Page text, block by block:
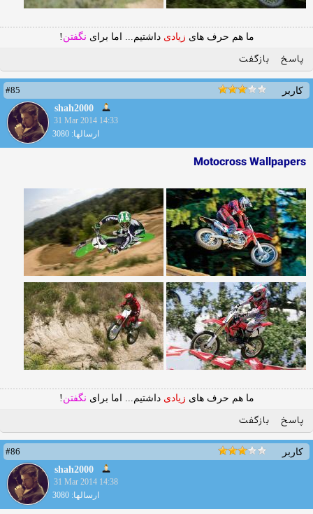
ما هم حرف های زیادی داشتیم... اما برای نگفتن !
پاسخ بازگفت
کاربر
#85
shah2000
31 Mar 2014 14:33
ارسالها: 3080
Motocross Wallpapers
ما هم حرف های زیادی داشتیم... اما برای نگفتن !
پاسخ بازگفت
کاربر
#86
shah2000
31 Mar 2014 14:38
ارسالها: 3080